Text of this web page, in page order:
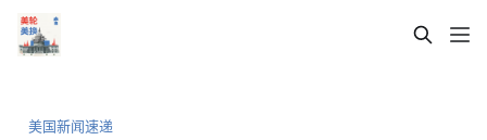
美国新闻速递